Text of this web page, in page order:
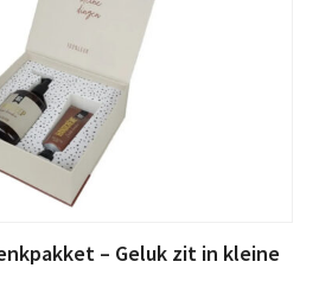
– Geluk zit in kleine